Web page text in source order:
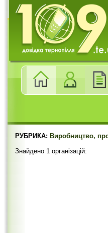
РУБРИКА: Виробництво,
Знайдено 1 організацій: